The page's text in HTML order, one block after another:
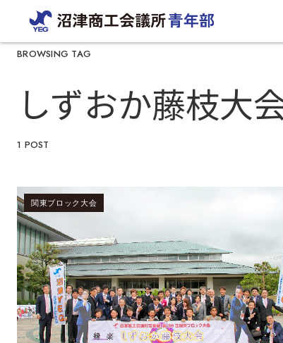
BROWSING TAG
しずおか藤枝大
1 POST
関東ブロック大会